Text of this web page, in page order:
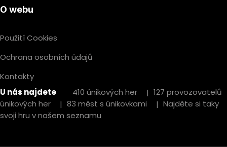
O webu
Použití Cookies
Ochrana osobních údajů
Kontakty
U nás najdete
410 únikových her
127 provozovatelů
únikových her
83 měst s únikovkami
Najděte si taky
svoji hru v našem seznamu